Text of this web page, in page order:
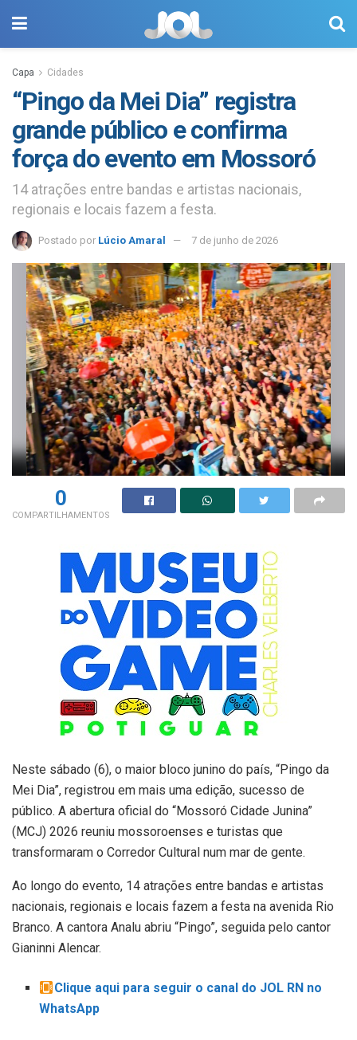
Capa Cidades
“Pingo da Mei Dia” registra
grande público e confirma
força do evento em Mossoró
14 atrações entre bandas e artistas nacionais,
regionais e locais fazem a festa.
Postado por Lúcio Amaral 7 de junho de 2026
0
COMPARTILHAMENTOS
Neste sábado (6), o maior bloco junino do país, “Pingo da
Mei Dia”, registrou em mais uma edição, sucesso de
público. A abertura oficial do “Mossoró Cidade Junina”
(MCJ) 2026 reuniu mossoroenses e turistas que
transformaram o Corredor Cultural num mar de gente.
Ao longo do evento, 14 atrações entre bandas e artistas
nacionais, regionais e locais fazem a festa na avenida Rio
Branco. A cantora Analu abriu “Pingo”, seguida pelo cantor
Gianinni Alencar.
Clique aqui para seguir o canal do JOL RN no
WhatsApp